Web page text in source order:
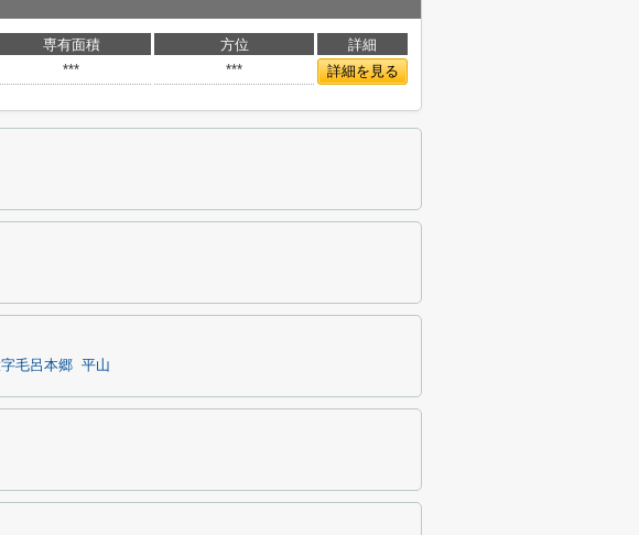
専有面積 方位
詳細
*** *** 詳細を見る
毛呂本郷 平山